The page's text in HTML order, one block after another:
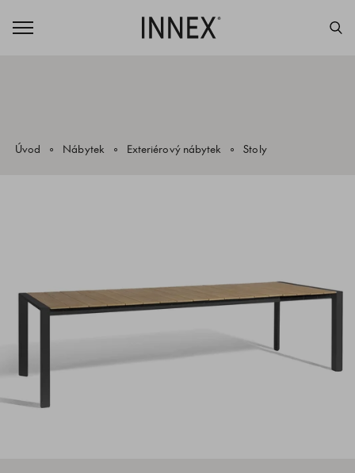
Úvod Nábytek Exteriérový nábytek Stoly